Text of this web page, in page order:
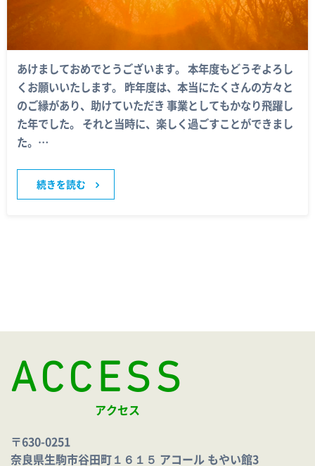
あけましておめでとうございます。 本年度もどうぞよろし
くお願いいたします。 昨年度は、本当にたくさんの方々と
のご縁があり、助けていただき 事業としてもかなり飛躍し
た年でした。 それと当時に、楽しく過ごすことができまし
た。…
続きを読む
ACCESS
アクセス
〒630-0251
奈良県生駒市谷田町１６１５ アコール もやい館3